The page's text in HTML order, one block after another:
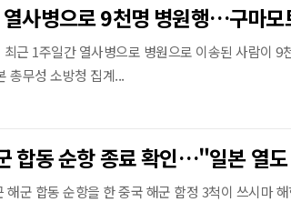
사병으로 9천명 병원행…구마모
근 1주일간 열사병으로 병원으로 이송된 사람이 9
총무성 소방청 집계...
합동 순항 종료 확인…"일본 열
해군 합동 순항을 한 중국 해군 함정 3척이 쓰시마